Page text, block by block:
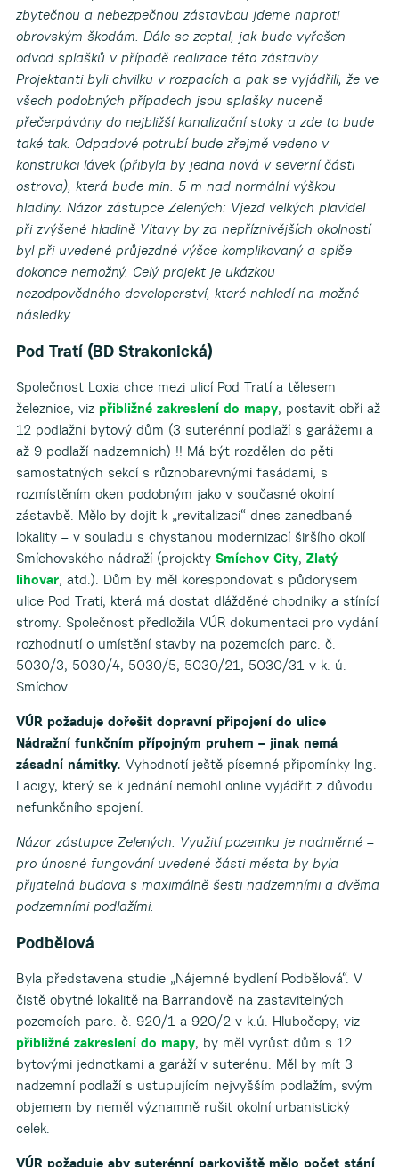
zbytečnou a nebezpečnou zástavbou jdeme naproti
obrovským škodám. Dále se zeptal, jak bude vyřešen
odvod splašků v případě realizace této zástavby.
Projektanti byli chvilku v rozpacích a pak se vyjádřili, že ve
všech podobných případech jsou splašky nuceně
přečerpávány do nejbližší kanalizační stoky a zde to bude
také tak. Odpadové potrubí bude zřejmě vedeno v
konstrukci lávek (přibyla by jedna nová v severní části
ostrova), která bude min. 5 m nad normální výškou
hladiny. Názor zástupce Zelených: Vjezd velkých plavidel
při zvýšené hladině Vltavy by za nepříznivějších okolností
byl při uvedené průjezdné výšce komplikovaný a spíše
dokonce nemožný. Celý projekt je ukázkou
nezodpovědného developerství, které nehledí na možné
následky.
Pod Tratí (BD Strakonická)
Společnost Loxia chce mezi ulicí Pod Tratí a tělesem
železnice, viz přibližné zakreslení do mapy, postavit obří až
12 podlažní bytový dům (3 suterénní podlaží s garážemi a
až 9 podlaží nadzemních) !! Má být rozdělen do pěti
samostatných sekcí s různobarevnými fasádami, s
rozmístěním oken podobným jako v současné okolní
zástavbě. Mělo by dojít k „revitalizaci“ dnes zanedbané
lokality – v souladu s chystanou modernizací širšího okolí
Smíchovského nádraží (projekty Smíchov City, Zlatý
lihovar, atd.). Dům by měl korespondovat s půdorysem
ulice Pod Tratí, která má dostat dlážděné chodníky a stínící
stromy. Společnost předložila VÚR dokumentaci pro vydání
rozhodnutí o umístění stavby na pozemcích parc. č.
5030/3, 5030/4, 5030/5, 5030/21, 5030/31 v k. ú.
Smíchov.
VÚR požaduje dořešit dopravní připojení do ulice
Nádražní funkčním přípojným pruhem – jinak nemá
zásadní námitky. Vyhodnotí ještě písemné připomínky Ing.
Lacigy, který se k jednání nemohl online vyjádřit z důvodu
nefunkčního spojení.
Názor zástupce Zelených: Využití pozemku je nadměrné –
pro únosné fungování uvedené části města by byla
přijatelná budova s maximálně šesti nadzemními a dvěma
podzemními podlažími.
Podbělová
Byla představena studie „Nájemné bydlení Podbělová“. V
čistě obytné lokalitě na Barrandově na zastavitelných
pozemcích parc. č. 920/1 a 920/2 v k.ú. Hlubočepy, viz
přibližné zakreslení do mapy, by měl vyrůst dům s 12
bytovými jednotkami a garáží v suterénu. Měl by mít 3
nadzemní podlaží s ustupujícím nejvyšším podlažím, svým
objemem by neměl významně rušit okolní urbanistický
celek.
VÚR požaduje aby suterénní parkoviště mělo počet stání